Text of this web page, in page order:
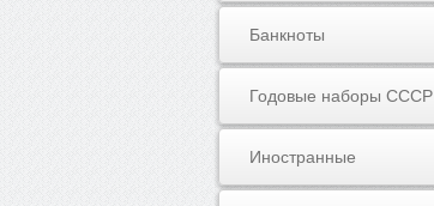
Банкноты
Годовые наборы СССР
Иностранные